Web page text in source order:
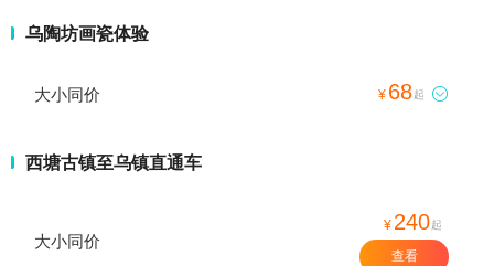
乌陶坊画瓷体验
大小同价 ¥ 68起 
西塘古镇至乌镇直通车
大小同价
¥ 240起
查看